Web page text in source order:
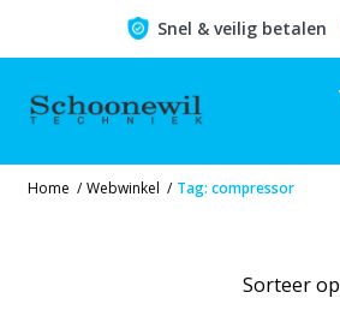
Snel & veilig betalen
Home / Webwinkel / Tag: compressor
Sorteer op